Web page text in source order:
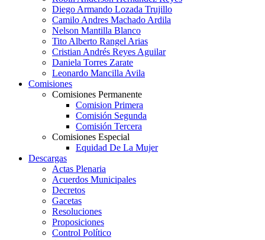
Diego Armando Lozada Trujillo
Camilo Andres Machado Ardila
Nelson Mantilla Blanco
Tito Alberto Rangel Arias
Cristian Andrés Reyes Aguilar
Daniela Torres Zarate
Leonardo Mancilla Avila
Comisiones
Comisiones Permanente
Comision Primera
Comisión Segunda
Comisión Tercera
Comisiones Especial
Equidad De La Mujer
Descargas
Actas Plenaria
Acuerdos Municipales
Decretos
Gacetas
Resoluciones
Proposiciones
Control Político